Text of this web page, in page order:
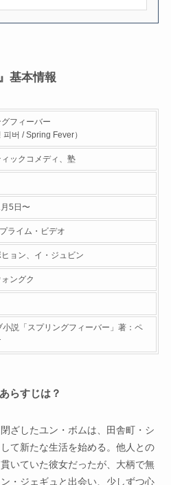
基本情報
フィーバー
피버 / Spring Fever）
ィックコメディ、塾
5日〜
ライム・ビデオ
ョン、イ・ジュビン
ングク
小説「スプリングフィーバー」著：ペ
らすじは？
ざしたユン・ボムは、田舎町・シ
て新たな生活を始める。他人との
いていた彼女だったが、大柄で無
・ジェギュと出会い、少しずつ心